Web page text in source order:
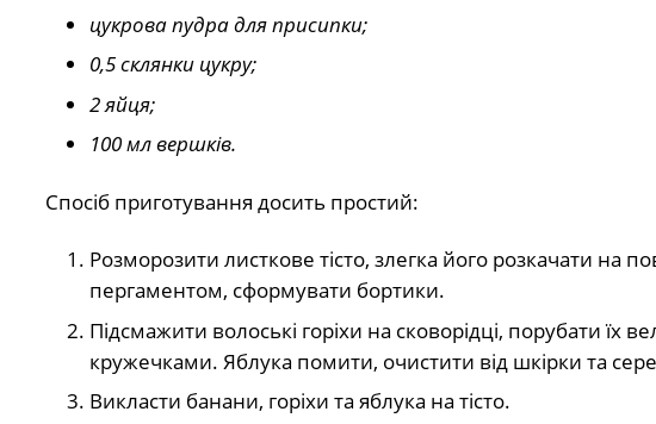
цукрова пудра для присипки;
0,5 склянки цукру;
2 яйця;
100 мл вершків.
Спосіб приготування досить простий:
Розморозити листкове тісто, злегка його розкачати
пергаментом, сформувати бортики.
Підсмажити волоські горіхи на сковорідці, порубати
кружечками. Яблука помити, очистити від шкірки та
Викласти банани, горіхи та яблука на тісто.